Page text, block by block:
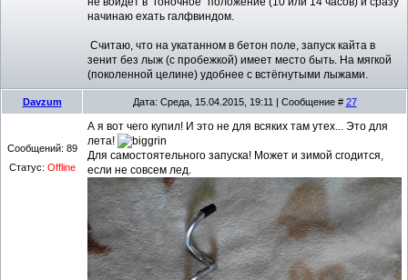
начинаю ехать галфвиндом.
Считаю, что на укатанном в бетон поле, запуск кайта в
зенит без лыж (с пробежкой) имеет место быть. На мягкой
(поколенной целине) удобнее с встёгнутыми лыжами.
Davzum Дата: Среда, 15.04.2015, 19:11 | Сообщение # 27
Сообщений: 89
Статус: Offline
А я вот чего купил! И это не для всяких там утех... Это для
лета!
Для самостоятельного запуска! Может и зимой сгодится,
если не совсем лед.